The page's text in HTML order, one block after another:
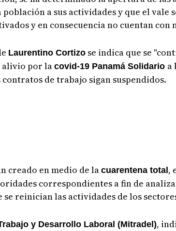
a sus actividades y que el vale
y en consecuencia no cuentan con
Laurentino Cortizo se indica que se
alivio por lacovid-19 Panamá Solidario a
de trabajo sigan suspendidos.
creado en medio de lacuarentena total ,
correspondientes a fin de
reinician las actividades de los
y Desarrollo Laboral (Mitradel),